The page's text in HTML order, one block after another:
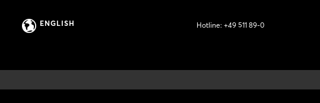
ENGLISH Hotline: +49 511 89-0